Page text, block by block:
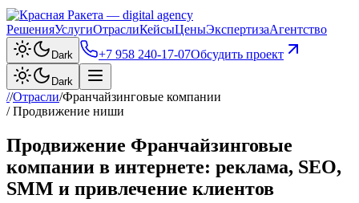
РешенияУслугиОтраслиКейсыЦеныЭкспертизаАгентство
Dark +7 958 240‑17‑07Обсудить проект
Dark
//Отрасли/Франчайзинговые компании
/ Продвижение ниши
Продвижение Франчайзинговые
компании в интернете: реклама, SEO,
SMM и привлечение клиентов